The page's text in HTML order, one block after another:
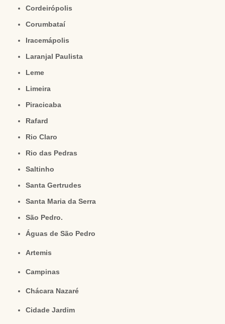
Cordeirópolis
Corumbataí
Iracemápolis
Laranjal Paulista
Leme
Limeira
Piracicaba
Rafard
Rio Claro
Rio das Pedras
Saltinho
Santa Gertrudes
Santa Maria da Serra
São Pedro.
Águas de São Pedro
Artemis
Campinas
Chácara Nazaré
Cidade Jardim